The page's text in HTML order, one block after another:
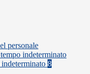
personale
indeterminato
8